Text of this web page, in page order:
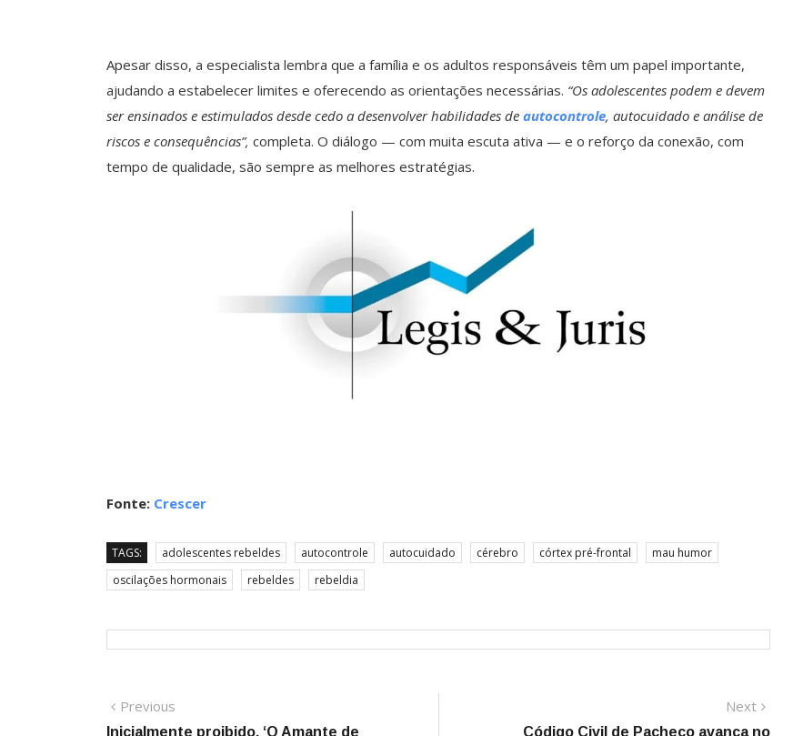
Apesar disso, a especialista lembra que a família e os adultos responsáveis têm um papel importante,
ajudando a estabelecer limites e oferecendo as orientações necessárias. “Os adolescentes podem e devem
ser ensinados e estimulados desde cedo a desenvolver habilidades de autocontrole, autocuidado e análise de
riscos e consequências”, completa. O diálogo — com muita escuta ativa — e o reforço da conexão, com
tempo de qualidade, são sempre as melhores estratégias.
Fonte: Crescer
TAGS: adolescentes rebeldes autocontrole autocuidado cérebro córtex pré-frontal
mau humor
oscilações hormonais
rebeldes rebeldia
Navegação
Previous
post:
Inicialmente proibido, ‘O Amante de
Next
post:
Código Civil de Pacheco avança no